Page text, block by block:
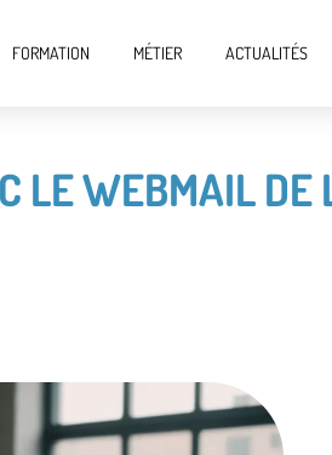
FORMATION MÉTIER ACTUALITÉS
LE WEBMAIL DE